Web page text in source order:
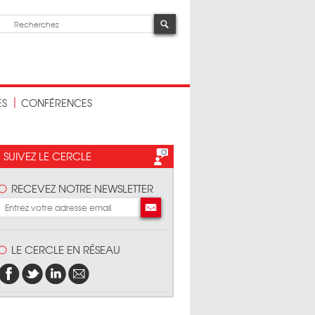
CONFÉRENCES
SUIVEZ LE CERCLE
RECEVEZ NOTRE NEWSLETTER
LE CERCLE EN RÉSEAU